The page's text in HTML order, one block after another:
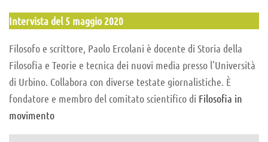
Intervista del 5 maggio 2020
Filosofo e scrittore, Paolo Ercolani è docente di Storia della
Filosofia e Teorie e tecnica dei nuovi media presso l’Università
di Urbino. Collabora con diverse testate giornalistiche. È
fondatore e membro del comitato scientifico di Filosofia in
movimento